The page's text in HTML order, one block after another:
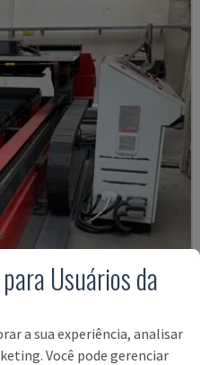
Usuários da
a sua experiência, analisar
Você pode gerenciar